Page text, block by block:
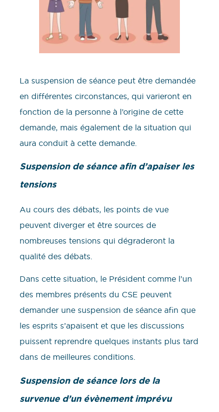
La suspension de séance peut être demandée
en différentes circonstances, qui varieront en
fonction de la personne à l’origine de cette
demande, mais également de la situation qui
aura conduit à cette demande.
Suspension de séance afin d’apaiser les
tensions
Au cours des débats, les points de vue
peuvent diverger et être sources de
nombreuses tensions qui dégraderont la
qualité des débats.
Dans cette situation, le Président comme l’un
des membres présents du CSE peuvent
demander une suspension de séance afin que
les esprits s’apaisent et que les discussions
puissent reprendre quelques instants plus tard
dans de meilleures conditions.
Suspension de séance lors de la
survenue d’un évènement imprévu